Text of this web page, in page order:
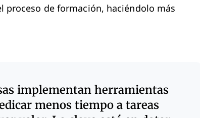
proceso de formación, haciéndolo más
implementan herramientas
menos tiempo a tareas